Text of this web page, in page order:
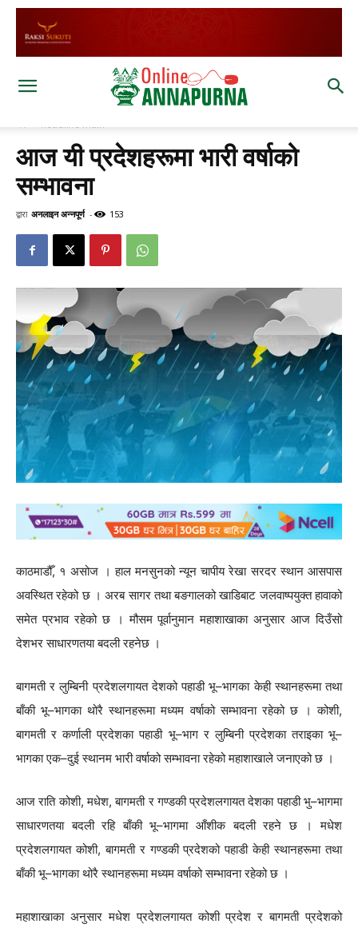
घर headline main
आज यी प्रदेशहरूमा भारी वर्षाको
सम्भावना
द्वारा अनलाइन अन्नपूर्ण - 153
काठमाडौँ, १ असोज । हाल मनसुनको न्यून चापीय रेखा सरदर स्थान आसपास
अवस्थित रहेको छ । अरब सागर तथा बङगालको खाडिबाट जलवाष्पयुक्त हावाको
समेत प्रभाव रहेको छ । मौसम पूर्वानुमान महाशाखाका अनुसार आज दिउँसो
देशभर साधारणतया बदली रहनेछ ।
बागमती र लुम्बिनी प्रदेशलगायत देशको पहाडी भू–भागका केही स्थानहरूमा तथा
बाँकी भू–भागका थोरै स्थानहरूमा मध्यम वर्षाको सम्भावना रहेको छ । कोशी,
बागमती र कर्णाली प्रदेशका पहाडी भू–भाग र लुम्बिनी प्रदेशका तराइका भू–
भागका एक–दुई स्थानम भारी वर्षाको सम्भावना रहेको महाशाखाले जनाएको छ ।
आज राति कोशी, मधेश, बागमती र गण्डकी प्रदेशलगायत देशका पहाडी भु–भागमा
साधारणतया बदली रहि बाँकी भू–भागमा आँशीक बदली रहने छ । मधेश
प्रदेशलगायत कोशी, बागमती र गण्डकी प्रदेशको पहाडी केही स्थानहरूमा तथा
बाँकी भू–भागका थोरै स्थानहरूमा मध्यम वर्षाको सम्भावना रहेको छ ।
महाशाखाका अनुसार मधेश प्रदेशलगायत कोशी प्रदेश र बागमती प्रदेशको